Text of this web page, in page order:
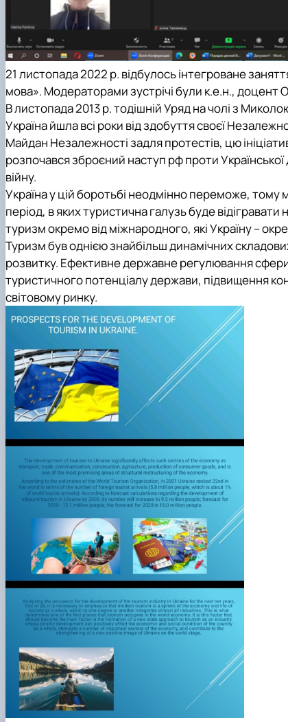
21 листопада 2022 р. відбулось інтегроване
мова». Модераторами зустрічі були к.е.н., доцент
В листопада 2013 р. тодішній Уряд на чолі з
Україна йшла всі роки від здобуття своєї
Майдан Незалежності задля протестів, цю
розпочався зброєний наступ рф проти
війну.
Україна у цій боротьбі неодмінно переможе,
період, в яких туристична галузь буде
туризм окремо від міжнародного, які Україну –
Туризм був однією знайбільш динамічних
розвитку. Ефективне державне регулювання
туристичного потенціалу держави, підвищення
світовому ринку.